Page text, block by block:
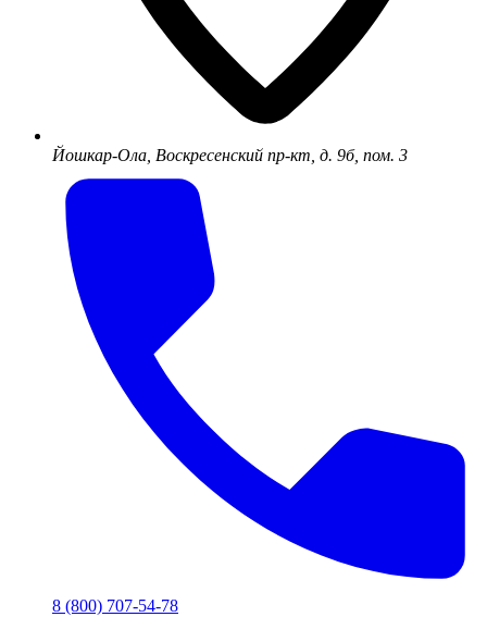
Йошкар-Ола, Воскресенский пр-кт, д. 9б, пом. 3
8 (800) 707-54-78